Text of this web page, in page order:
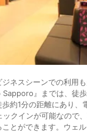
ネスシーンでの利用
』までは、徒
約1分の距離にあり、
クインが可能なので
とができます。ウェ